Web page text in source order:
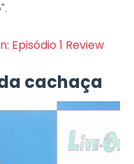
Episódio 1 Review
cachaça